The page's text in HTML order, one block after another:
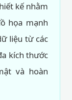
kế nhằm
họa mạnh
liệu từ các
kích thước
và hoàn